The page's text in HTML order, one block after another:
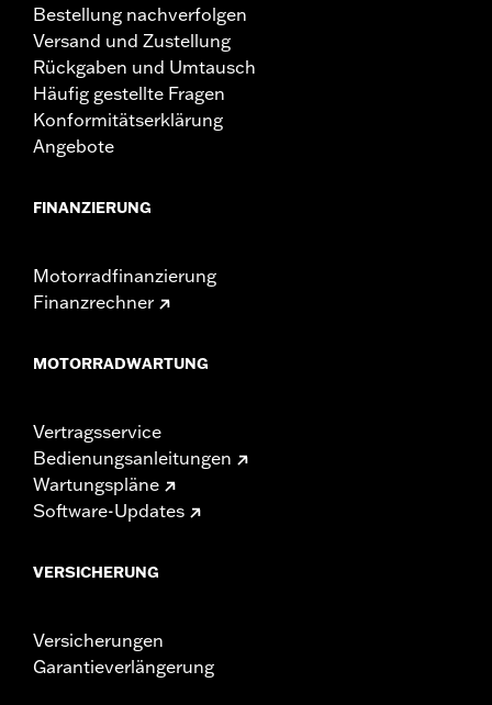
Bestellung nachverfolgen
Versand und Zustellung
Rückgaben und Umtausch
Häufig gestellte Fragen
Konformitätserklärung
Angebote
FINANZIERUNG
Motorradfinanzierung
Finanzrechner
MOTORRADWARTUNG
Vertragsservice
Bedienungsanleitungen
Wartungspläne
Software-Updates
VERSICHERUNG
Versicherungen
Garantieverlängerung